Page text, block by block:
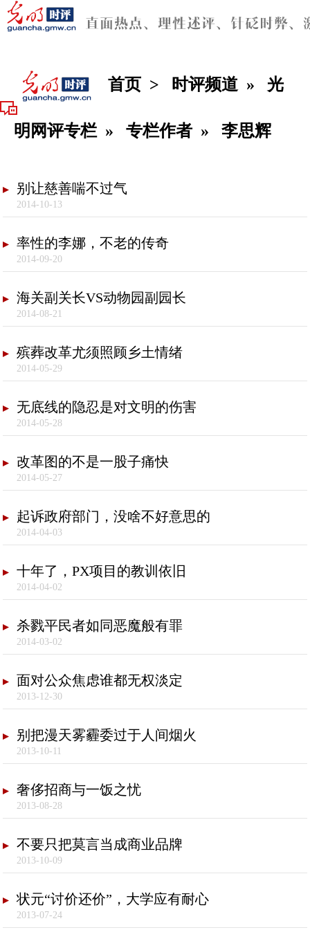
首页 > 时评频道 » 光
明网评专栏 » 专栏作者 » 李思辉
别让慈善喘不过气
2014-10-13
率性的李娜，不老的传奇
2014-09-20
海关副关长VS动物园副园长
2014-08-21
殡葬改革尤须照顾乡土情绪
2014-05-29
无底线的隐忍是对文明的伤害
2014-05-28
改革图的不是一股子痛快
2014-05-27
起诉政府部门，没啥不好意思的
2014-04-03
十年了，PX项目的教训依旧
2014-04-02
杀戮平民者如同恶魔般有罪
2014-03-02
面对公众焦虑谁都无权淡定
2013-12-30
别把漫天雾霾委过于人间烟火
2013-10-11
奢侈招商与一饭之忧
2013-08-28
不要只把莫言当成商业品牌
2013-10-09
状元“讨价还价”，大学应有耐心
2013-07-24